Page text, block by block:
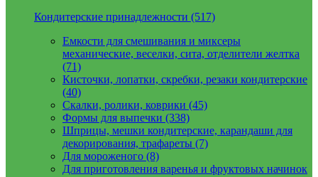
Кондитерские принадлежности (517)
Емкости для смешивания и миксеры
механические, веселки, сита, отделители желтка
(71)
Кисточки, лопатки, скребки, резаки кондитерские
(40)
Скалки, ролики, коврики (45)
Формы для выпечки (338)
Шприцы, мешки кондитерские, карандаши для
декорирования, трафареты (7)
Для мороженого (8)
Для приготовления варенья и фруктовых начинок